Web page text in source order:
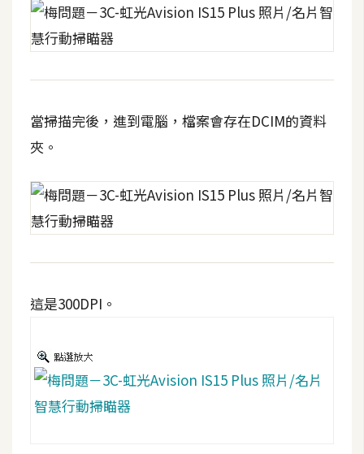
梅
發
熱
文
章
全
導
合
作
當掃描完後，進到電腦，檔案會存在DCIM的資料
夾。
這是300DPI。